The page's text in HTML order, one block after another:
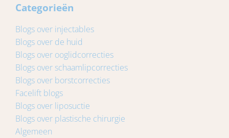
Categorieën
Blogs over injectables
Blogs over de huid
Blogs over ooglidcorrecties
Blogs over schaamlipcorrecties
Blogs over borstcorrecties
Facelift blogs
Blogs over liposuctie
Blogs over plastische chirurgie
Algemeen